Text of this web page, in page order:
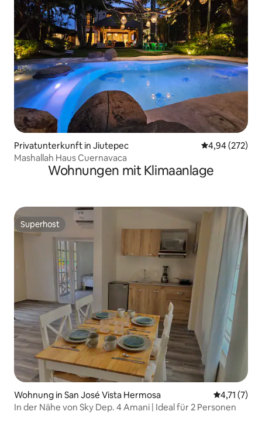
Privatunterkunft in Jiutepec
4,94 (272)
Mashallah Haus Cuernavaca
Wohnungen mit Klimaanlage
Superhost
Superhost
Wohnung in San José Vista Hermosa
4,71 (7)
In der Nähe von Sky Dep. 4 Amani | Ideal für 2 Personen